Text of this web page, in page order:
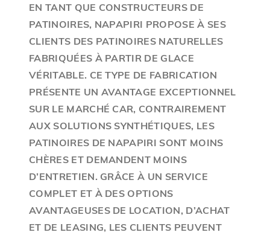
EN TANT QUE CONSTRUCTEURS DE
PATINOIRES, NAPAPIRI PROPOSE À SES
CLIENTS DES PATINOIRES NATURELLES
FABRIQUÉES À PARTIR DE GLACE
VÉRITABLE. CE TYPE DE FABRICATION
PRÉSENTE UN AVANTAGE EXCEPTIONNEL
SUR LE MARCHÉ CAR, CONTRAIREMENT
AUX SOLUTIONS SYNTHÉTIQUES, LES
PATINOIRES DE NAPAPIRI SONT MOINS
CHÈRES ET DEMANDENT MOINS
D’ENTRETIEN. GRÂCE À UN SERVICE
COMPLET ET À DES OPTIONS
AVANTAGEUSES DE LOCATION, D’ACHAT
ET DE LEASING, LES CLIENTS PEUVENT